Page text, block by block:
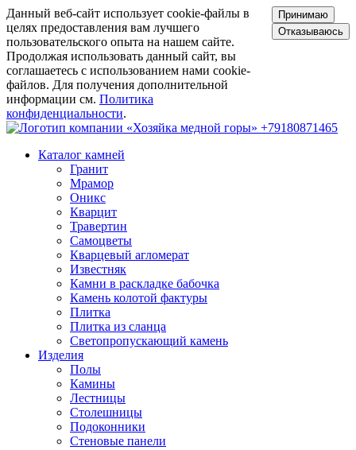
Данный веб-сайт использует cookie-файлы в
целях предоставления вам лучшего
пользовательского опыта на нашем сайте.
Продолжая использовать данный сайт, вы
соглашаетесь с использованием нами cookie-
файлов. Для получения дополнительной
информации см. Политика
конфиденциальности.
Принимаю
Отказываюсь
+79180871465
Каталог камней
Гранит
Мрамор
Оникс
Кварцит
Травертин
Самоцветы
Кварцевый агломерат
Известняк
Камни в раскладке бабочка
Камень колотой фактуры
Плитка
Плитка из сланца
Светопропускающий камень
Изделия
Полы
Камины
Лестницы
Столешницы
Подоконники
Стеновые панели